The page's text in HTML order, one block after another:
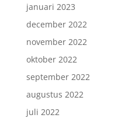
januari 2023
december 2022
november 2022
oktober 2022
september 2022
augustus 2022
juli 2022